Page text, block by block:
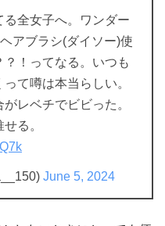
全女子へ。ワンダー
アブラシ(ダイソー)使
？！ってなる。いつも
て噂は本当らしい。
レベチでビビった。
る。
June 5, 2024